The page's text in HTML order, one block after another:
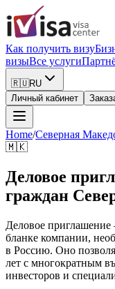
Как получить визу
визыВсе услуги
🇷🇺RU
Личный кабинет
Home/Северная
🇲🇰
Деловое
граждан
Деловое
бланке компании,
в Россию. Оно
лет с многократным
инвесторов и